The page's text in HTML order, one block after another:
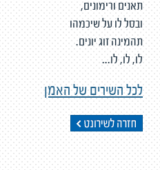
תאנים ורימונים,
ובסל לו על שיכמהו
תהמינה זוג יונים.
לו, לו, לו...
לכל השירים של האמן